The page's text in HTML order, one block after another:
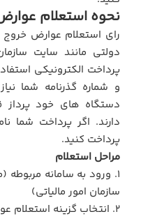
نحوه استعلام
رای استعلام عوارض خروج
دولتی مانند سایت
پرداخت الکترونیکی
و شماره گذرنامه شما
دستگاه‌ های خود پرداز
دارند. اگر پرداخت شما
پرداخت کنید.
مراحل استعلام
۱. ورود به سامانه
سازمان امور مالیاتی)
2. انتخاب گزینه استعلام عوارض خروج از کشور